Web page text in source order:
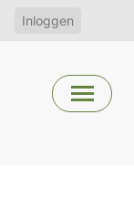
Inloggen